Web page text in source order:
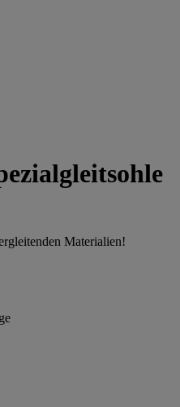
Materialien!